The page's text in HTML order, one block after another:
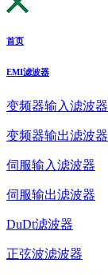
首页
EMI滤波器
变频器输入滤波器
变频器输出滤波器
伺服输入滤波器
伺服输出滤波器
DuDt滤波器
正弦波滤波器